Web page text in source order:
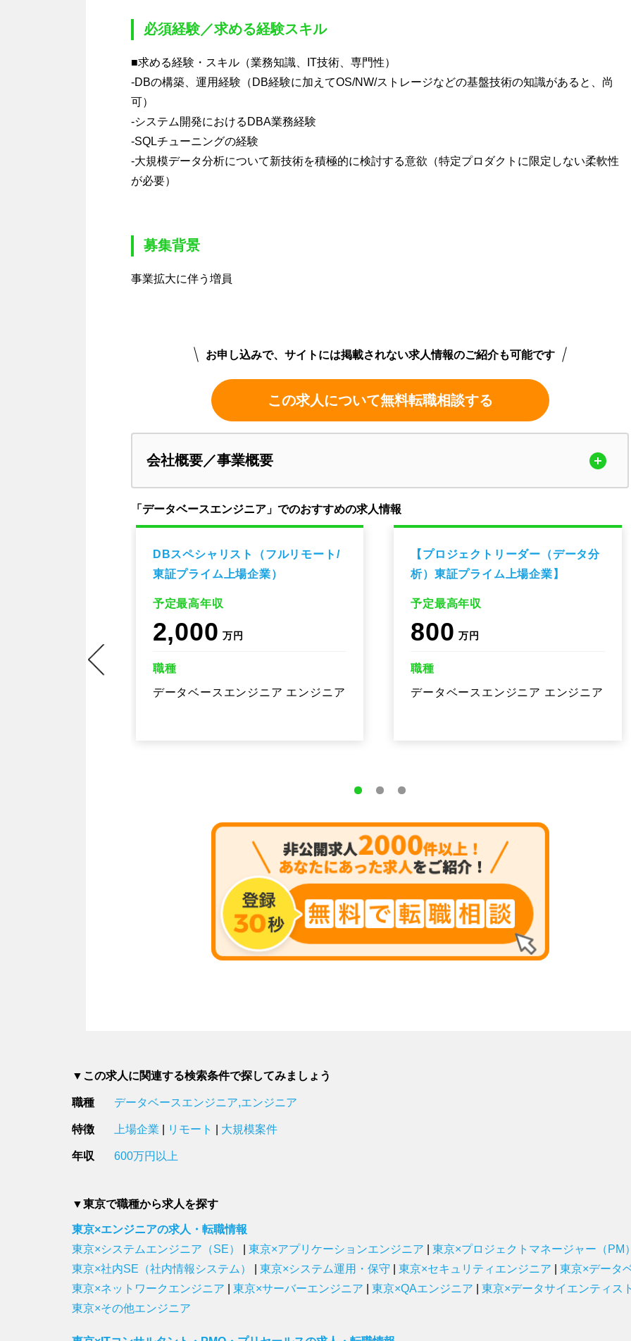
必須経験／求める経験スキル
■求める経験・スキル（業務知識、IT技術、専門性）
-DBの構築、運用経験（DB経験に加えてOS/NW/ストレージなどの基盤技術の知識があると、尚
可）
-システム開発におけるDBA業務経験
-SQLチューニングの経験
-大規模データ分析について新技術を積極的に検討する意欲（特定プロダクトに限定しない柔軟性
が必要）
募集背景
事業拡大に伴う増員
お申し込みで、サイトには掲載されない求人情報のご紹介も可能です
この求人について無料転職相談する
会社概要／事業概要
「データベースエンジニア」でのおすすめの求人情報
DBスペシャリスト（フルリモート/
東証プライム上場企業）
予定最高年収
2,000 万円
職種
データベースエンジニア エンジニア
【プロジェクトリーダー（データ分
析）東証プライム上場企業】
予定最高年収
800 万円
職種
データベースエンジニア エンジニア
▼この求人に関連する検索条件で探してみましょう
職種 データベースエンジニア,エンジニア
特徴 上場企業 リモート 大規模案件
年収 600万円以上
▼東京で職種から求人を探す
東京×エンジニアの求人・転職情報
東京×システムエンジニア（SE）
東京×アプリケーションエンジニア 東京×プロジェクトマネージャー（PM
東京×社内SE（社内情報システム）
東京×システム運用・保守 東京×セキュリティエンジニア 東京×データ
東京×ネットワークエンジニア
東京×サーバーエンジニア 東京×QAエンジニア 東京×データサイエンティス
東京×その他エンジニア